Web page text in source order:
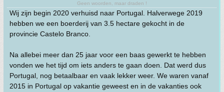
Geen woorden, maar draden !
Wij zijn begin 2020 verhuisd naar Portugal. Halverwege 2019
hebben we een boerderij van 3.5 hectare gekocht in de
provincie Castelo Branco.
Na allebei meer dan 25 jaar voor een baas gewerkt te hebben
vonden we het tijd om iets anders te gaan doen. Dat werd dus
Portugal, nog betaalbaar en vaak lekker weer. We waren vanaf
2015 in Portugal op vakantie geweest en in de vakanties ook